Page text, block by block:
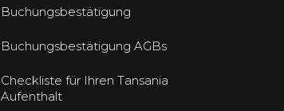
Buchungsbestätigung
Buchungsbestätigung AGBs
Checkliste für Ihren Tansania
Aufenthalt